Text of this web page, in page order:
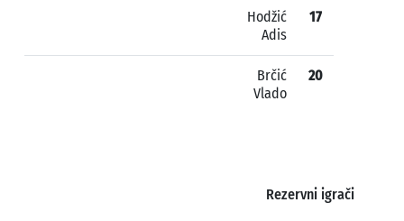
Hodžić
Adis
17
Brčić
Vlado
20
Rezervni igrači